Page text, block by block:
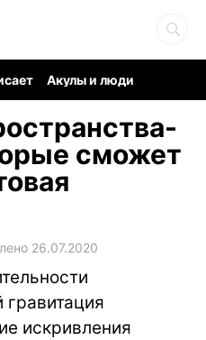
Акулы и люди
сможет
26.07.2020
гравитация
искривления